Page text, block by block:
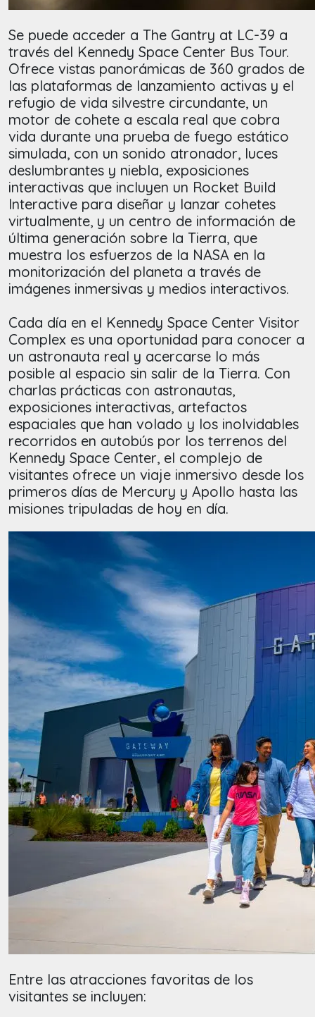
Se puede acceder a The Gantry at LC-39 a
través del Kennedy Space Center Bus Tour.
Ofrece vistas panorámicas de 360 grados de
las plataformas de lanzamiento activas y el
refugio de vida silvestre circundante, un
motor de cohete a escala real que cobra
vida durante una prueba de fuego estático
simulada, con un sonido atronador, luces
deslumbrantes y niebla, exposiciones
interactivas que incluyen un Rocket Build
Interactive para diseñar y lanzar cohetes
virtualmente, y un centro de información de
última generación sobre la Tierra, que
muestra los esfuerzos de la NASA en la
monitorización del planeta a través de
imágenes inmersivas y medios interactivos.
Cada día en el Kennedy Space Center Visitor
Complex es una oportunidad para conocer a
un astronauta real y acercarse lo más
posible al espacio sin salir de la Tierra. Con
charlas prácticas con astronautas,
exposiciones interactivas, artefactos
espaciales que han volado y los inolvidables
recorridos en autobús por los terrenos del
Kennedy Space Center, el complejo de
visitantes ofrece un viaje inmersivo desde los
primeros días de Mercury y Apollo hasta las
misiones tripuladas de hoy en día.
Entre las atracciones favoritas de los
visitantes se incluyen: